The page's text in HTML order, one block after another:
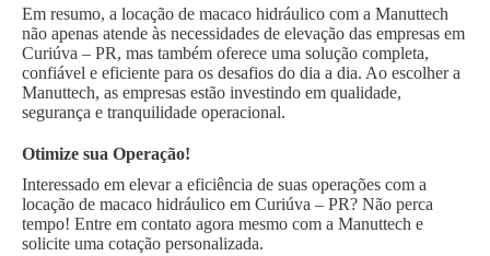
Em resumo, a locação de macaco hidráulico com a Manuttech
não apenas atende às necessidades de elevação das empresas em
Curiúva – PR, mas também oferece uma solução completa,
confiável e eficiente para os desafios do dia a dia. Ao escolher a
Manuttech, as empresas estão investindo em qualidade,
segurança e tranquilidade operacional.
Otimize sua Operação!
Interessado em elevar a eficiência de suas operações com a
locação de macaco hidráulico em Curiúva – PR? Não perca
tempo! Entre em contato agora mesmo com a Manuttech e
solicite uma cotação personalizada.